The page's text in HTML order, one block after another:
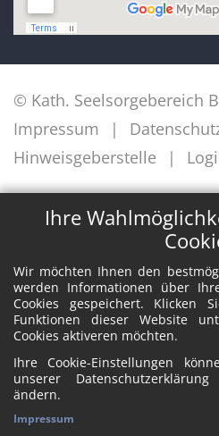
Ihre
Wir möchten Ihnen den
werden Informationen über
Cookies gespeichert. Klicken
Funktionen dieser Website
Cookies aktiveren möchten.
Ihre Cookie-Einstellungen
unserer
ändern.
Impressum
© Kath. Seelsorgebereich
Impressum
Hinweisgeberstelle